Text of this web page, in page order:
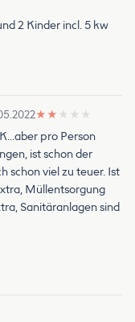
2 Kinder incl. 5 kw
★ ★ ★ ★ ★
pro Person
ist schon der
schon viel zu teuer. Ist
Müllentsorgung
Sanitäranlagen sind